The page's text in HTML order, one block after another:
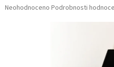
Průměrné
Neohodnoceno Podrobnosti